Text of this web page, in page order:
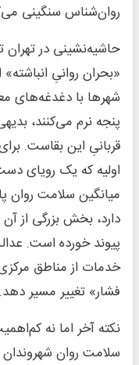
روان‌شناس سنگینی
حاشیه‌نشینی در
«بحران روانیِ
شهرها با دغدغه‌های
پنجه نرم می‌کنند،
قربانیِ این بقاست.
اولیه که یک رویای
میانگین سلامت روان
دارد، بخش بزرگی از
پیوند خورده است.
خدمات از مناطق
فشار» تغییر مسیر دهد.
نکته آخر اما نه
سلامت روان